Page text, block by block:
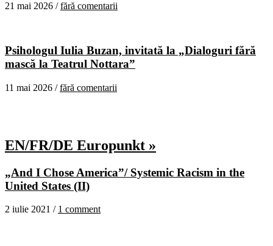
21 mai 2026 /fără comentarii
Psihologul Iulia Buzan, invitată la „Dialoguri fără
mască la Teatrul Nottara”
11 mai 2026 /fără comentarii
EN/FR/DE Europunkt »
„And I Chose America”/ Systemic Racism in the
United States (II)
2 iulie 2021 / 1 comment